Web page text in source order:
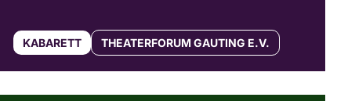
KABARETT THEATERFORUM GAUTING E.V.